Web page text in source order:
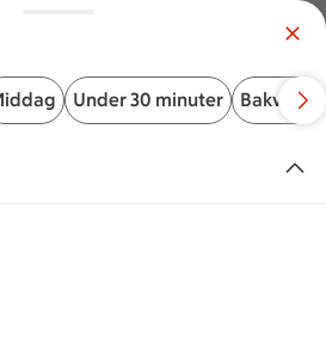
Logga in
din butik? Välj butik
Under 30 minuter Bakverk